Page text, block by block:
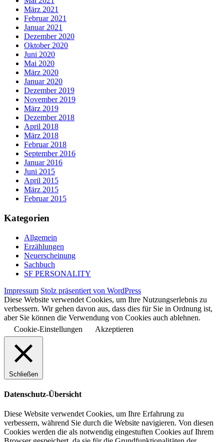
März 2021
Februar 2021
Januar 2021
Dezember 2020
Oktober 2020
Juni 2020
Mai 2020
März 2020
Januar 2020
Dezember 2019
November 2019
März 2019
Dezember 2018
April 2018
März 2018
Februar 2018
September 2016
Januar 2016
Juni 2015
April 2015
März 2015
Februar 2015
Kategorien
Allgemein
Erzählungen
Neuerscheinung
Sachbuch
SF PERSONALITY
Impressum Stolz präsentiert von WordPress
Diese Website verwendet Cookies, um Ihre Nutzungserlebnis zu
verbessern. Wir gehen davon aus, dass dies für Sie in Ordnung ist,
aber Sie können die Verwendung von Cookies auch ablehnen.
Cookie-Einstellungen
Akzeptieren
Schließen
Datenschutz-Übersicht
Diese Website verwendet Cookies, um Ihre Erfahrung zu
verbessern, während Sie durch die Website navigieren. Von diesen
Cookies werden die als notwendig eingestuften Cookies auf Ihrem